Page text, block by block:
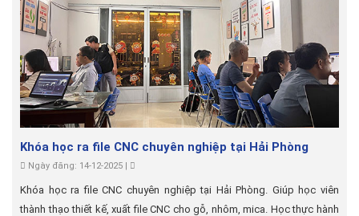
Khóa học ra file CNC chuyên nghiệp tại Hải Phòng
Ngày đăng: 14-12-2025 |
Khóa học ra file CNC chuyên nghiệp tại Hải Phòng. Giúp học viên
thành thạo thiết kế, xuất file CNC cho gỗ, nhôm, mica. Học thực hành